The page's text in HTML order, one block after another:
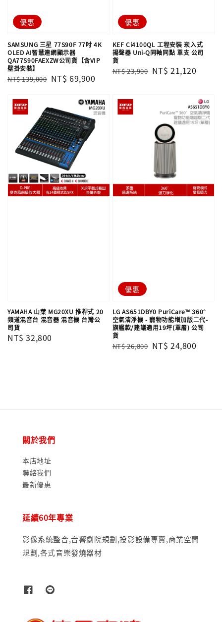
優惠
SAMSUNG 三星 77S90F 77吋 4K
OLED AI智慧連網顯示器
QA77S90FAEXZW公司貨【含VIP
壁掛安裝】
Regular
NT$ 139,000 Sale
NT$ 69,900
優惠
KEF Ci4100QL 工程安裝 崁入式
揚聲器 Uni-Q同軸同點 單支​​​​​​​ 公司
貨
Regular
NT$ 23,900 Sale
NT$ 21,120
YAMAHA 山葉 MG20XU 推桿式 20
頻道混音台 混音器 混音機 台灣公
司貨
Regular
NT$ 32,800
優惠
LG AS651DBY0 PuriCare™ 360°
空氣清淨機 - 寵物功能增加版二代-
旗艦款/建議適用19坪(單層) 公司
貨
Regular
NT$ 26,800 Sale
NT$ 24,800
關於我們
本店地址
聯絡我們
最新優惠
延續60年專業
影像系統整合,音響劇院規劃,投影設備專賣,商業空間
規劃,各式音樂發燒器材